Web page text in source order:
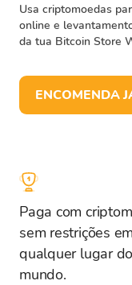
Usa criptomoedas
online e
da tua Bitcoin Store
ENCOMENDA
Paga com
sem restrições em
qualquer lugar do
mundo.